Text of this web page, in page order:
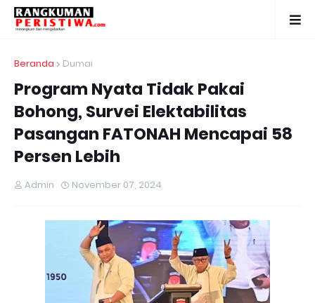
Beranda Dumai
Program Nyata Tidak Pakai
Bohong, Survei Elektabilitas
Pasangan FATONAH Mencapai 58
Persen Lebih
Admin November 07, 2024